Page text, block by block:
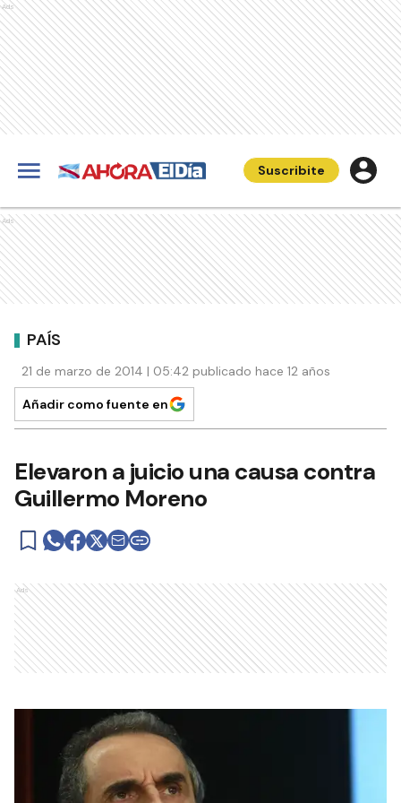
Ads
Suscribite
Ads
PAÍS
21 de marzo de 2014 | 05:42 publicado hace 12 años
Añadir como fuente en
Elevaron a juicio una causa contra
Guillermo Moreno
Ads